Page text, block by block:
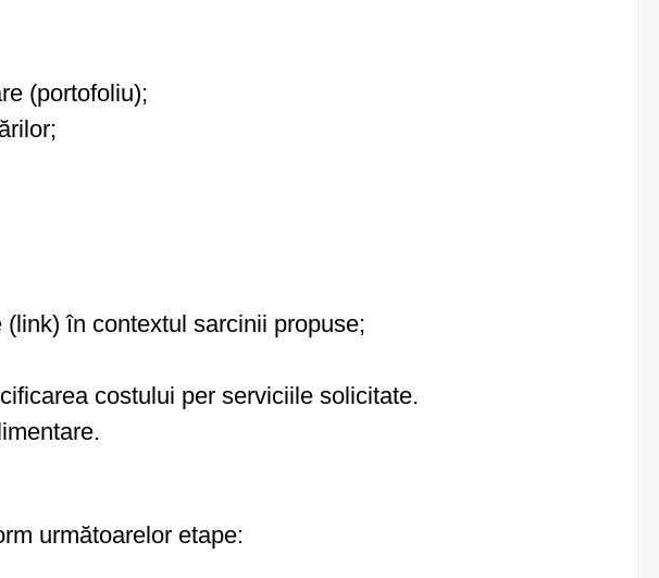
(portofoliu);
în contextul sarcinii propuse;
costului per serviciile solicitate.
următoarelor etape: